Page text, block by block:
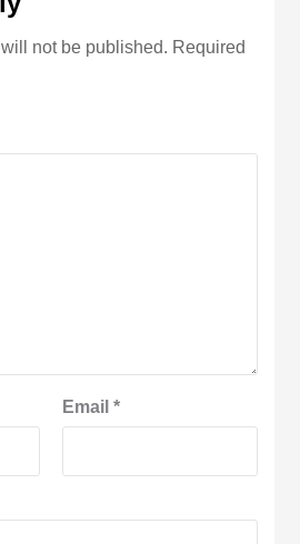
not be published. Required
Email *